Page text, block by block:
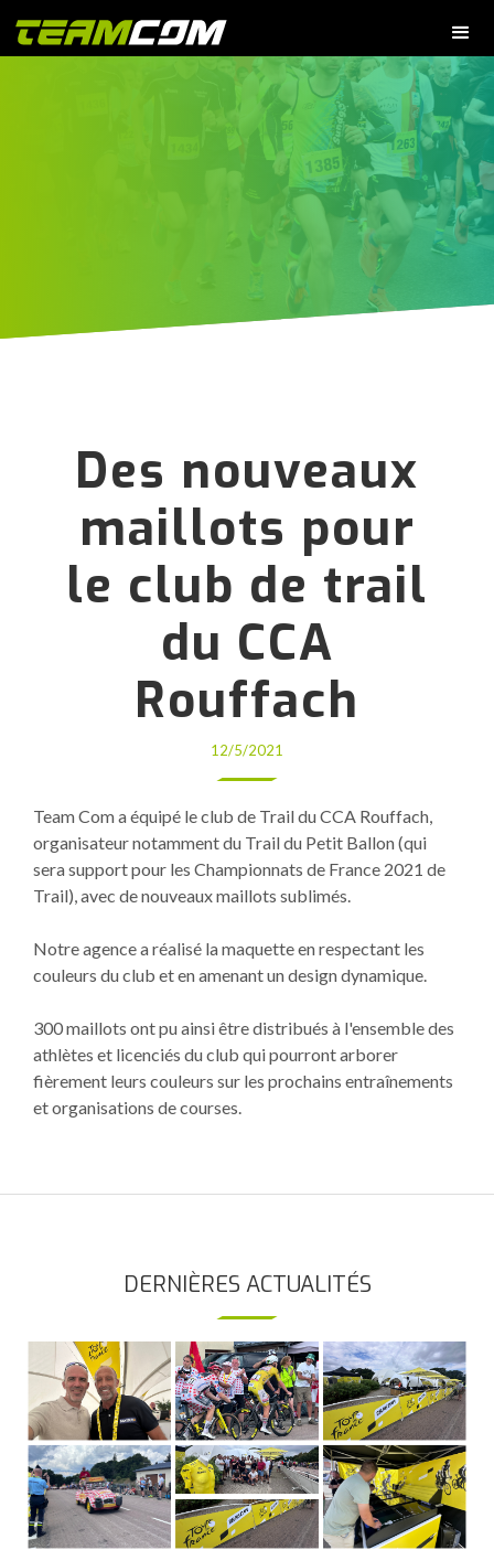
Des nouveaux
maillots pour
le club de trail
du CCA
Rouffach
12/5/2021
Team Com a équipé le club de Trail du CCA Rouffach,
organisateur notamment du Trail du Petit Ballon (qui
sera support pour les Championnats de France 2021 de
Trail), avec de nouveaux maillots sublimés.
Notre agence a réalisé la maquette en respectant les
couleurs du club et en amenant un design dynamique.
300 maillots ont pu ainsi être distribués à l'ensemble des
athlètes et licenciés du club qui pourront arborer
fièrement leurs couleurs sur les prochains entraînements
et organisations de courses.
DERNIÈRES ACTUALITÉS